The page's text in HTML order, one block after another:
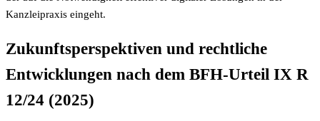
Kanzleipraxis eingeht.
Zukunftsperspektiven und rechtliche
Entwicklungen nach dem BFH-Urteil IX R
12/24 (2025)